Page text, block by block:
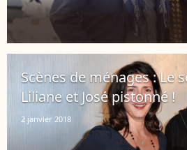
Scènes de ménages : Le
Liliane et José pistonné !
2 janvier 2018